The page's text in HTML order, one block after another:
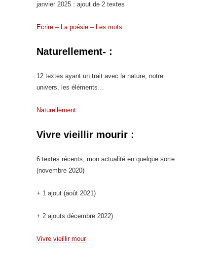
janvier 2025 : ajout de 2 textes
Ecrire – La poésie – Les mots
Naturellement- :
12 textes ayant un trait avec la nature, notre
univers, les éléments…
Naturellement
Vivre vieillir mourir :
6 textes récents, mon actualité en quelque sorte…
(novembre 2020)
+ 1 ajout (août 2021)
+ 2 ajouts décembre 2022)
Vivre vieillir mour